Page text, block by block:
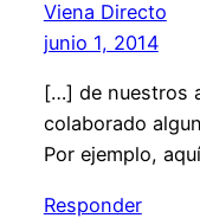
Viena Directo
junio 1, 2014
[…] de nuestros
colaborado
Por ejemplo,
Responder